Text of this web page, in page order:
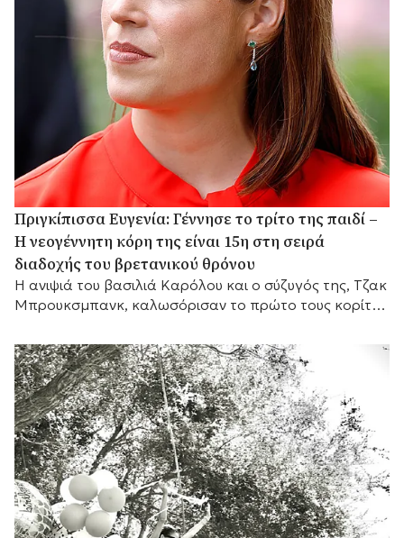
Πριγκίπισσα Ευγενία: Γέννησε το τρίτο της παιδί –
Η νεογέννητη κόρη της είναι 15η στη σειρά
διαδοχής του βρετανικού θρόνου
Η ανιψιά του βασιλιά Καρόλου και ο σύζυγός της, Τζακ
Μπρουκσμπανκ, καλωσόρισαν το πρώτο τους κορίτσι,
διαδοχής του βρετανικού θρόνου.